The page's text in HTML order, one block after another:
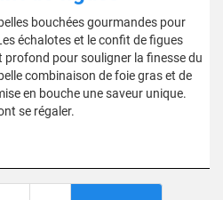
bouchées gourmandes pour
échalotes et le confit de figues
pour souligner la finesse du
combinaison de foie gras et de
en bouche une saveur unique.
se régaler.